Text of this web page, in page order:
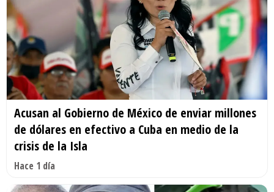
Acusan al Gobierno de México de enviar millones
de dólares en efectivo a Cuba en medio de la
crisis de la Isla
Hace 1 día